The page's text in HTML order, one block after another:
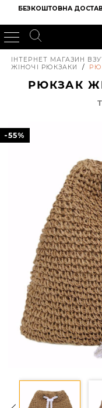
БЕЗКОШТОВНА
ІНТЕРНЕТ МАГАЗИН
ЖІНОЧІ РЮКЗАКИ
/
РЮКЗАК
-55%